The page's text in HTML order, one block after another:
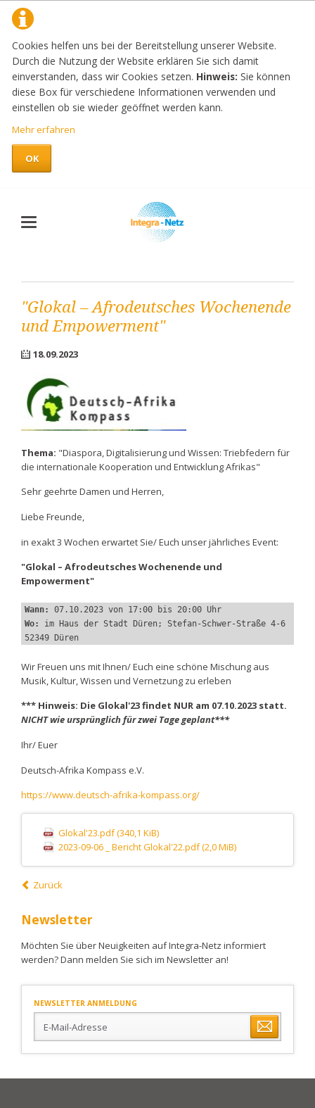
Cookies helfen uns bei der Bereitstellung unserer Website.
Durch die Nutzung der Website erklären Sie sich damit
einverstanden, dass wir Cookies setzen. Hinweis: Sie können
diese Box für verschiedene Informationen verwenden und
einstellen ob sie wieder geöffnet werden kann.
Mehr erfahren
OK
"Glokal – Afrodeutsches Wochenende
und Empowerment"
18.09.2023
Thema: "Diaspora, Digitalisierung und Wissen: Triebfedern für
die internationale Kooperation und Entwicklung Afrikas"
Sehr geehrte Damen und Herren,
Liebe Freunde,
in exakt 3 Wochen erwartet Sie/ Euch unser jährliches Event:
"Glokal – Afrodeutsches Wochenende und
Empowerment"
Wann:
07.10.2023 von 17:00 bis 20:00 Uhr
Wo:
im Haus der Stadt Düren; Stefan-Schwer-Straße 4-6
52349 Düren
Wir Freuen uns mit Ihnen/ Euch eine schöne Mischung aus
Musik, Kultur, Wissen und Vernetzung zu erleben
*** Hinweis: Die Glokal'23 findet NUR am 07.10.2023 statt.
NICHT wie ursprünglich für zwei Tage geplant***
Ihr/ Euer
Deutsch-Afrika Kompass e.V.
https://www.deutsch-afrika-kompass.org/
Glokal'23.pdf(340,1 KiB)
2023-09-06 _ Bericht Glokal'22.pdf(2,0 MiB)
Zurück
Newsletter
Möchten Sie über Neuigkeiten auf Integra-Netz informiert
werden? Dann melden Sie sich im Newsletter an!
NEWSLETTER ANMELDUNG
Mail-